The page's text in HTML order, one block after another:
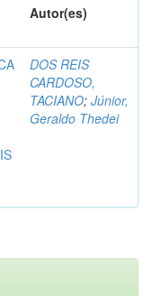
Autor(es)
DOS REIS
CARDOSO,
TACIANO; Júnior,
Geraldo Thedei